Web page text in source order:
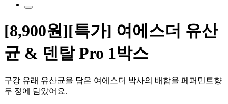
[8,900원][특가] 여에스더 유산
균 & 덴탈 Pro 1박스
구강 유래 유산균을 담은 여에스더 박사의 배합을 페퍼민트향
두 정에 담았어요.